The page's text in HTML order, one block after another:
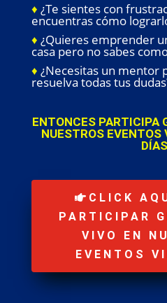
♦ ¿Te sientes con
encuentras cómo
♦ ¿Quieres emprender
casa pero no sabes
♦ ¿Necesitas un mentor
resuelva todas tus
ENTONCES PARTICIPA
NUESTROS EVENTOS
CLICK
PARTICIPAR
VIVO EN
EVENTOS